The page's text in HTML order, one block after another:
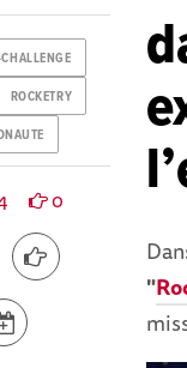
"
ROCKETRY
0